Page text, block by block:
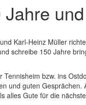
Karl-Heinz Müller
schreibe 150 Jahre
bzw. ins
und guten Gesprächen.
alles Gute für die